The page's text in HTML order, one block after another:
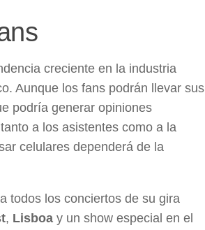
creciente en la industria
Aunque los fans podrán llevar sus
podría generar opiniones
a los asistentes como a la
celulares dependerá de la
todos los conciertos de su gira
, Lisboa y un show especial en el